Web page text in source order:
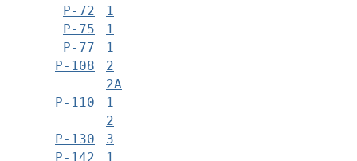
Р-72
1
Р-75
1
Р-77
1
Р-108
2
2А
Р-110
1
2
Р-130
3
Р-142
1